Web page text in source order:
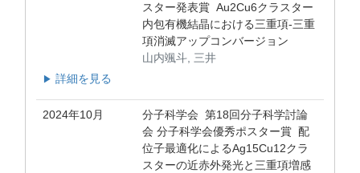
スター発表賞 Au2Cu6クラスター
内包有機結晶における三重項-三重
項消滅アップコンバージョン
山内颯斗, 三井
▶ 詳細を見る
2024年10月
分子科学会 第18回分子科学討論
会 分子科学会優秀ポスター賞 配
位子最適化によるAg15Cu12クラ
スターの近赤外発光と三重項増感